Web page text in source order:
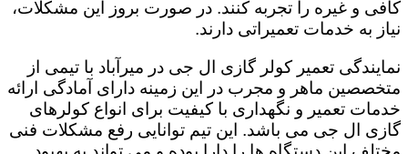
کافی و غیره را تجربه کنند. در صورت بروز این مشکلات،
نیاز به خدمات تعمیراتی دارند.
نمایندگی تعمیر کولر گازی ال جی در میرآباد با تیمی از
متخصصین ماهر و مجرب در این زمینه دارای آمادگی ارائه
خدمات تعمیر و نگهداری با کیفیت برای انواع کولرهای
گازی ال جی می باشد. این تیم توانایی رفع مشکلات فنی